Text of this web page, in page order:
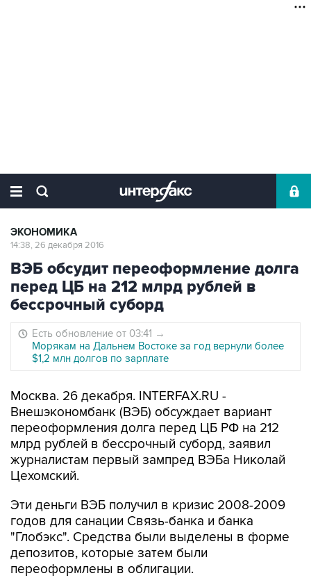
ЭКОНОМИКА
14:38, 26 декабря 2016
ВЭБ обсудит переоформление долга
перед ЦБ на 212 млрд рублей в
бессрочный суборд
Есть обновление от 03:41 →
Морякам на Дальнем Востоке за год вернули более
$1,2 млн долгов по зарплате
Москва. 26 декабря. INTERFAX.RU -
Внешэкономбанк (ВЭБ) обсуждает вариант
переоформления долга перед ЦБ РФ на 212
млрд рублей в бессрочный суборд, заявил
журналистам первый зампред ВЭБа Николай
Цехомский.
Эти деньги ВЭБ получил в кризис 2008-2009
годов для санации Связь-банка и банка
"Глобэкс". Средства были выделены в форме
депозитов, которые затем были
переоформлены в облигации.